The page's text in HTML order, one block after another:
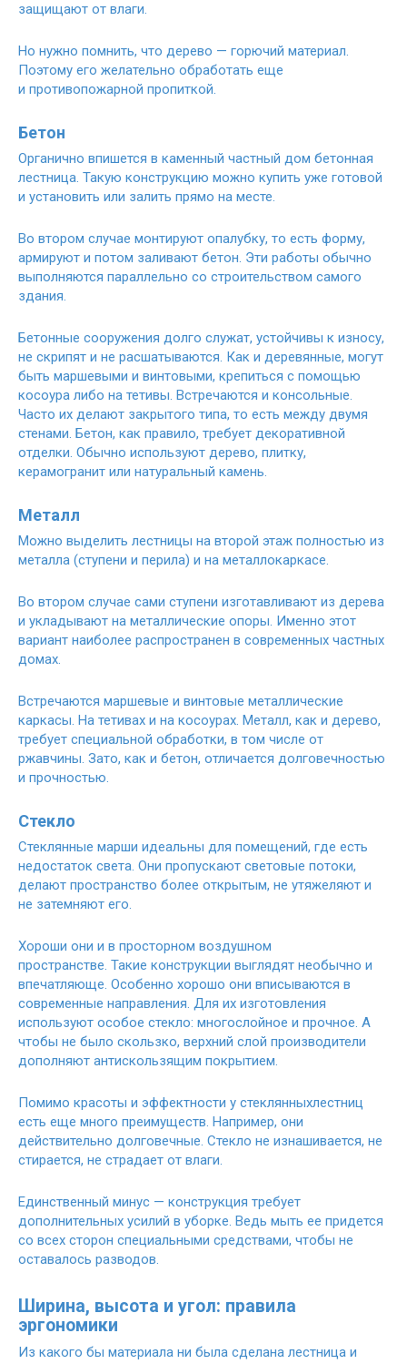
защищают от влаги.
Но нужно помнить, что дерево — горючий материал.
Поэтому его желательно обработать еще
и противопожарной пропиткой.
Бетон
Органично впишется в каменный частный дом бетонная
лестница. Такую конструкцию можно купить уже готовой
и установить или залить прямо на месте.
Во втором случае монтируют опалубку, то есть форму,
армируют и потом заливают бетон. Эти работы обычно
выполняются параллельно со строительством самого
здания.
Бетонные сооружения долго служат, устойчивы к износу,
не скрипят и не расшатываются. Как и деревянные, могут
быть маршевыми и винтовыми, крепиться с помощью
косоура либо на тетивы. Встречаются и консольные.
Часто их делают закрытого типа, то есть между двумя
стенами. Бетон, как правило, требует декоративной
отделки. Обычно используют дерево, плитку,
керамогранит или натуральный камень.
Металл
Можно выделить лестницы на второй этаж полностью из
металла (ступени и перила) и на металлокаркасе.
Во втором случае сами ступени изготавливают из дерева
и укладывают на металлические опоры. Именно этот
вариант наиболее распространен в современных частных
домах.
Встречаются маршевые и винтовые металлические
каркасы. На тетивах и на косоурах. Металл, как и дерево,
требует специальной обработки, в том числе от
ржавчины. Зато, как и бетон, отличается долговечностью
и прочностью.
Стекло
Стеклянные марши идеальны для помещений, где есть
недостаток света. Они пропускают световые потоки,
делают пространство более открытым, не утяжеляют и
не затемняют его.
Хороши они и в просторном воздушном
пространстве. Такие конструкции выглядят необычно и
впечатляюще. Особенно хорошо они вписываются в
современные направления. Для их изготовления
используют особое стекло: многослойное и прочное. А
чтобы не было скользко, верхний слой производители
дополняют антискользящим покрытием.
Помимо красоты и эффектности у стеклянныхлестниц
есть еще много преимуществ. Например, они
действительно долговечные. Стекло не изнашивается, не
стирается, не страдает от влаги.
Единственный минус — конструкция требует
дополнительных усилий в уборке. Ведь мыть ее придется
со всех сторон специальными средствами, чтобы не
оставалось разводов.
Ширина, высота и угол: правила
эргономики
Из какого бы материала ни была сделана лестница и